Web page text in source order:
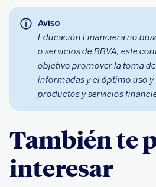
Aviso
Educación Financiera no
o servicios de BBVA, este
objetivo promover la toma
informadas y el óptimo uso
productos y servicios
También te
interesar